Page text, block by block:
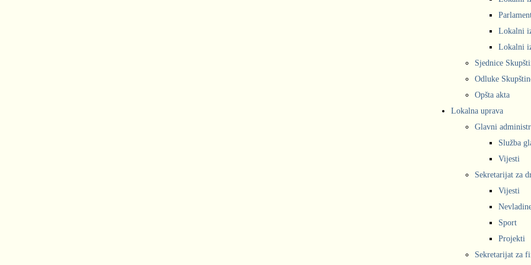
Lokalni
Lokalni
Sjednice
Odluke
Opšta akta
Lokalna uprava
Glavni
Služba
Vijesti
Sekretarijat za
Vijesti
Sport
Projekti
Sekretarijat za